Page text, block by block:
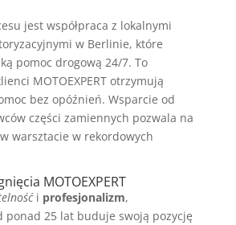
jest współpraca z lokalnymi
w Berlinie, które
pomoc drogową 24/7. To
MOTOEXPERT otrzymują
bez opóźnień. Wsparcie od
części zamiennych pozwala na
warsztacie w rekordowych
MOTOEXPERT
i profesjonalizm,
ponad 25 lat buduje swoją pozycję